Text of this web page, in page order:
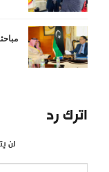
اترك رد
لن